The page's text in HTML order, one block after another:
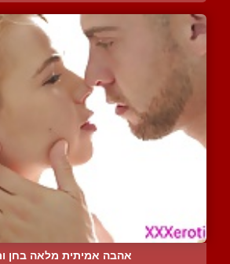
אהבה אמיתית מלאה בחן